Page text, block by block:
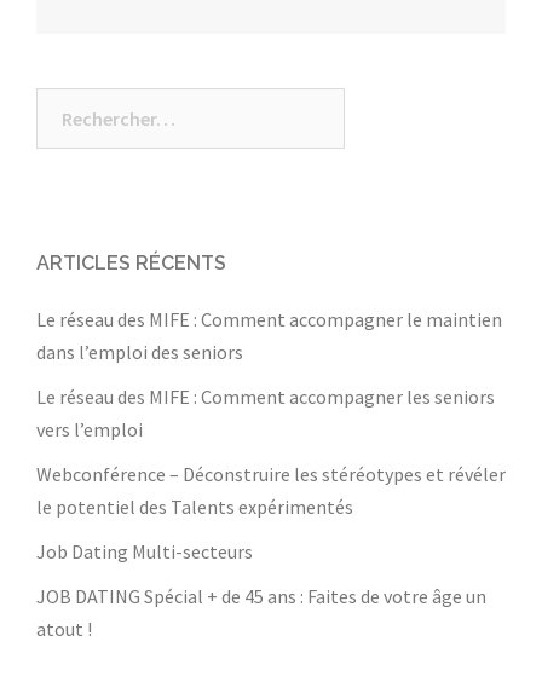
ARTICLES RÉCENTS
Le réseau des MIFE : Comment accompagner le maintien
dans l’emploi des seniors
Le réseau des MIFE : Comment accompagner les seniors
vers l’emploi
Webconférence – Déconstruire les stéréotypes et révéler
le potentiel des Talents expérimentés
Job Dating Multi-secteurs
JOB DATING Spécial + de 45 ans : Faites de votre âge un
atout !